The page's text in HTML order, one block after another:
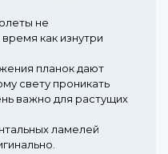
не
как изнутри
планок дают
свету проникать
важно для растущих
ламелей